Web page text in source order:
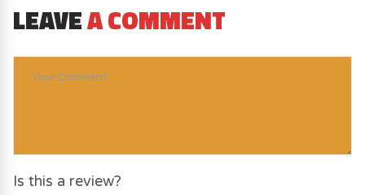
LEAVEA COMMENT
Is this a review?